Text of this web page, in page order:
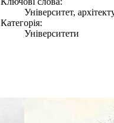
Університет,
Категорія:
Університети